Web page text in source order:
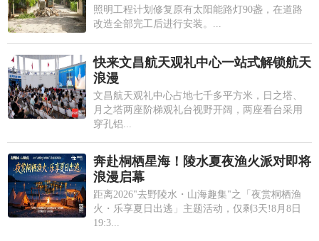
照明工程计划修复原有太阳能路灯90盏，在道路
改造全部完工后进行安装。...
快来文昌航天观礼中心一站式解锁航天
浪漫
文昌航天观礼中心占地七千多平方米，日之塔、
月之塔两座阶梯观礼台视野开阔，两座看台采用
穿孔铝...
奔赴桐栖星海！陵水夏夜渔火派对即将
浪漫启幕
距离2026"去野陵水・山海趣集"之「夜赏桐栖渔
火・乐享夏日出逃」主题活动，仅剩3天!8月8日
19:3...